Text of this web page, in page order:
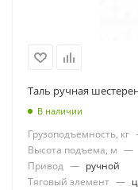
Таль ручная
В наличии
Грузоподъемность, кг
Высота подъема, м —
Привод — ручной
Тяговый элемент —